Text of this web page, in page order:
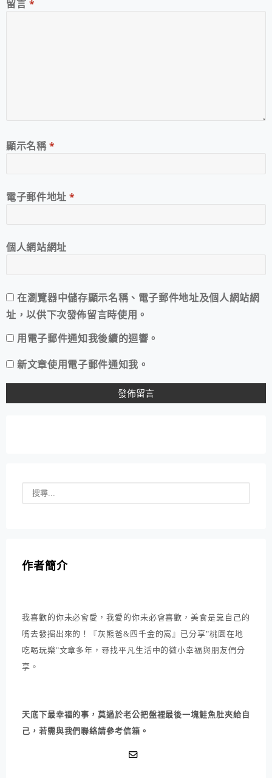
留言 *
顯示名稱*
電子郵件地址*
個人網站網址
在瀏覽器中儲存顯示名稱、電子郵件地址及個人網站網
址，以供下次發佈留言時使用。
用電子郵件通知我後續的迴響。
新文章使用電子郵件通知我。
作者簡介
我喜歡的你未必會愛，我愛的你未必會喜歡，美食是靠自己的
嘴去發掘出來的！『灰熊爸&四千金的窩』已分享"桃園在地
吃喝玩樂"文章多年，尋找平凡生活中的微小幸福與朋友們分
享。
天底下最幸福的事，莫過於老公把盤裡最後一塊鮭魚肚夾給自
己，若需與我們聯絡請參考信箱。